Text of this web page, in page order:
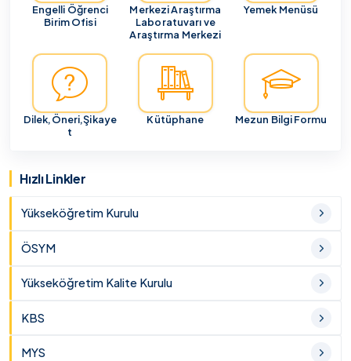
Engelli Öğrenci
Birim Ofisi
Merkezi Araştırma
Laboratuvarı ve
Araştırma Merkezi
Yemek Menüsü
Dilek,Öneri,Şikaye
t
Kütüphane Mezun Bilgi Formu
Hızlı Linkler
Yükseköğretim Kurulu
ÖSYM
Yükseköğretim Kalite Kurulu
KBS
MYS